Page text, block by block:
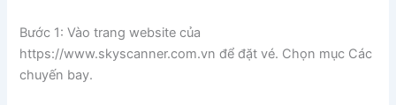
Bước 1: Vào trang website của
https://www.skyscanner.com.vn để đặt vé. Chọn mục Các
chuyến bay.